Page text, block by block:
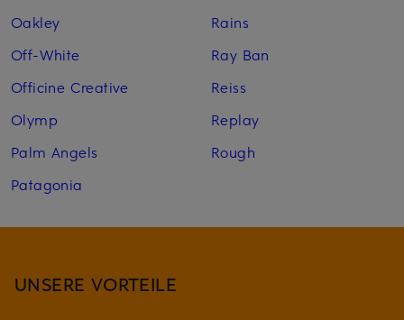
Oakley
Off-White
Officine Creative
Olymp
Palm Angels
Patagonia
Rains
Ray Ban
Reiss
Replay
Rough
UNSERE VORTEILE